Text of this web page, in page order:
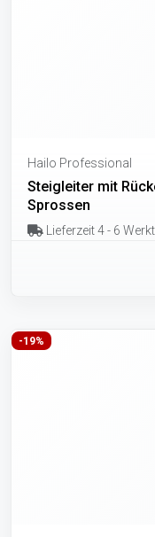
Hailo Professional
Steigleiter mit
Sprossen
Lieferzeit 4 - 6
-19%